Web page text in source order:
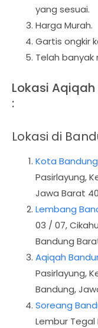
yang sesuai.
Harga Murah.
Gartis ongkir
Telah banyak
Lokasi
:
Lokasi di
Kota Bandung
Pasirlayung,
Jawa Barat
Lembang
03 / 07,
Bandung
Aqiqah
Pasirlayung,
Bandung,
Soreang
Lembur Tegal